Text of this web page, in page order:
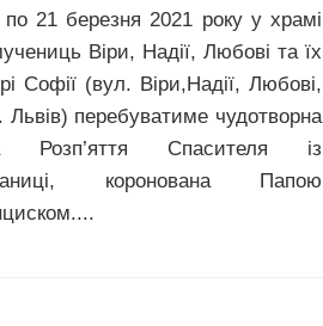
21 березня 2021 року у храмі
Віри, Надії, Любові та їх
Софії (вул. Віри,Надії, Любові,
Львів) перебуватиме чудотворна
Розп’яття Спасителя із
коронована Папою